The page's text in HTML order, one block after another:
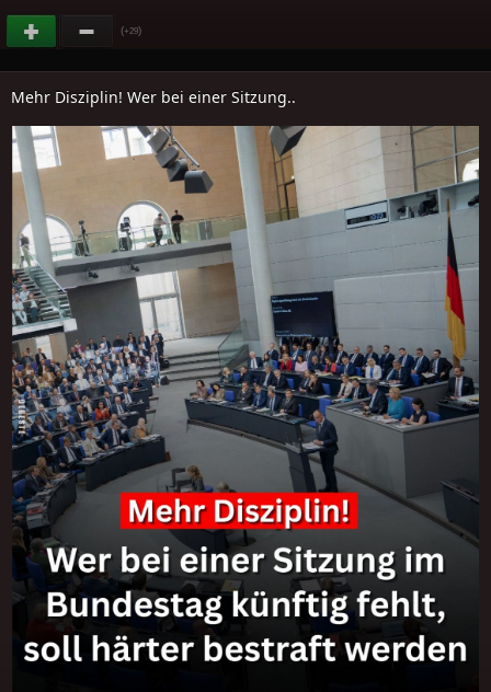
(+29)
Mehr Disziplin! Wer bei einer Sitzung..